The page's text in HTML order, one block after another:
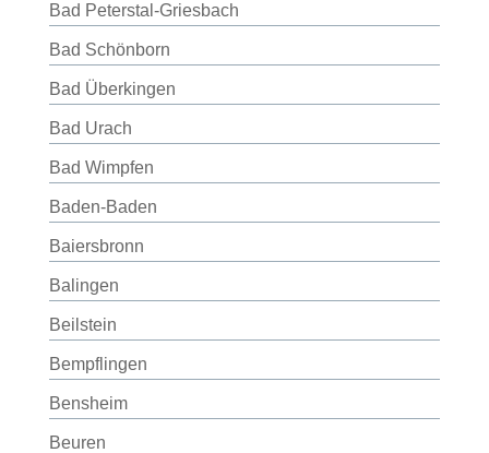
Bad Peterstal-Griesbach
Bad Schönborn
Bad Überkingen
Bad Urach
Bad Wimpfen
Baden-Baden
Baiersbronn
Balingen
Beilstein
Bempflingen
Bensheim
Beuren